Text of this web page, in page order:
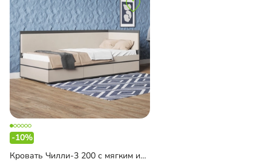
-10%
Кровать Чилли-3 200 с мягким изголовьем